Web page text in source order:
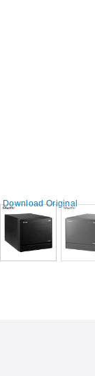
Download Original